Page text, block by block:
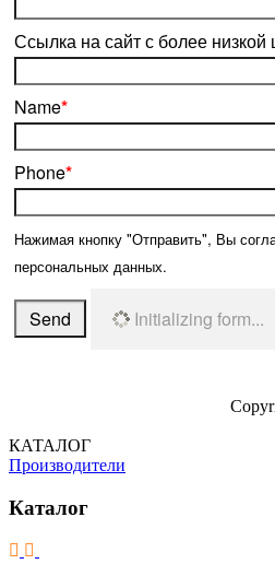
Ссылка на сайт с более низкой
Name*
Phone*
Нажимая кнопку "Отправить", Вы
персональных данных.
Send Initializing form...
КАТАЛОГ
Производители
Каталог